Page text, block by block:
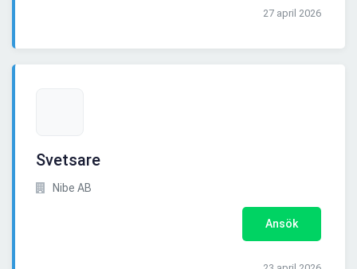
27 april 2026
Svetsare
Nibe AB
Ansök